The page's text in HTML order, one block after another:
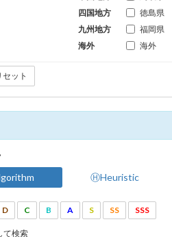
四国地方
徳島県
九州地方
福岡県
海外
海外
セット
ⒽHeuristic
D C B A S SS SSS
て検索